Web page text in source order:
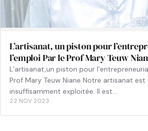
L’artisanat, un piston pour
l’emploi Par le Prof Mary Teuw
L’artisanat,un piston pour
Prof Mary Teuw Niane Notre artisanat
insuffisamment exploitée. Il est…
22 NOV 2023